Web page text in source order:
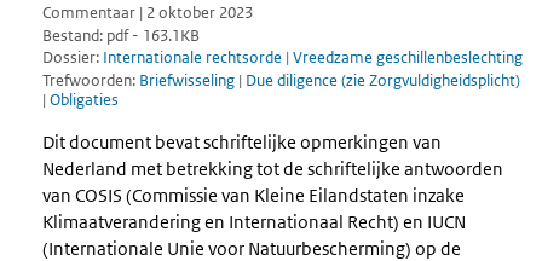
Commentaar | 2 oktober 2023
Bestand: pdf - 163.1KB
Dossier: Internationale rechtsorde | Vreedzame geschillenbeslechting
Trefwoorden: Briefwisseling | Due diligence (zie Zorgvuldigheidsplicht)
| Obligaties
Dit document bevat schriftelijke opmerkingen van
Nederland met betrekking tot de schriftelijke antwoorden
van COSIS (Commissie van Kleine Eilandstaten inzake
Klimaatverandering en Internationaal Recht) en IUCN
(Internationale Unie voor Natuurbescherming) op de